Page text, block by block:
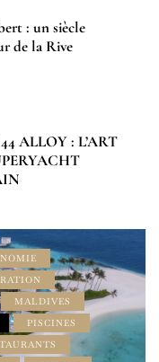
: un siècle
de la Rive
ALLOY : L’ART
MAGAZINE
MALDIVES
PISCINES